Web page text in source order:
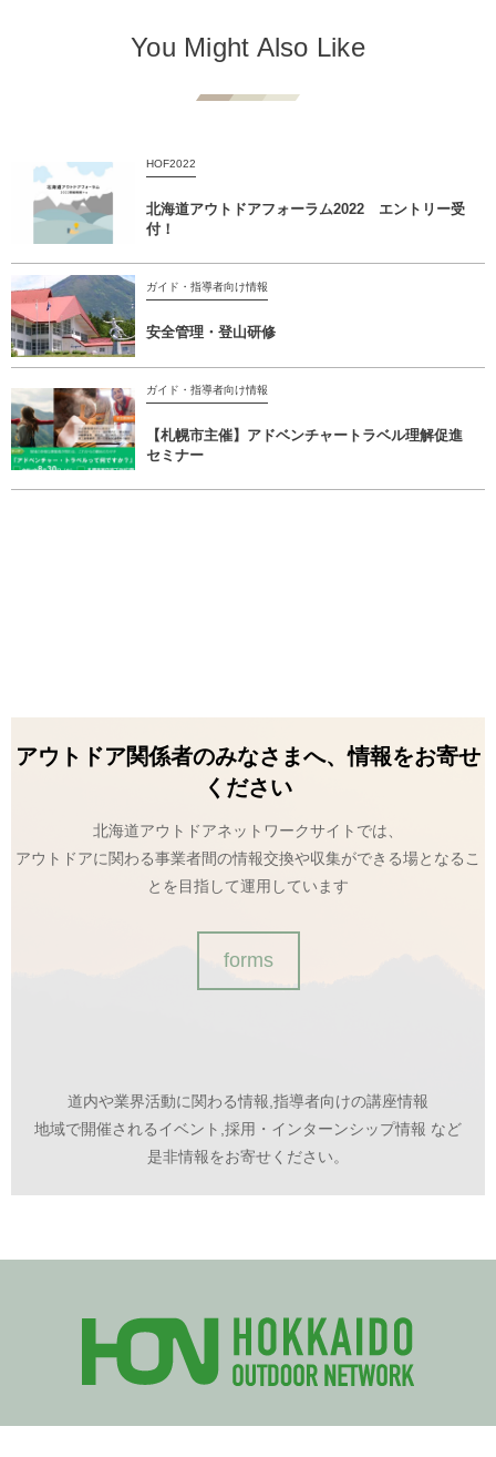
You Might Also Like
HOF2022
北海道アウトドアフォーラム2022 エントリー受
付！
ガイド・指導者向け情報
安全管理・登山研修
ガイド・指導者向け情報
【札幌市主催】アドベンチャートラベル理解促進
セミナー
アウトドア関係者のみなさまへ、情報をお寄せ
ください
北海道アウトドアネットワークサイトでは、
アウトドアに関わる事業者間の情報交換や収集ができる場となるこ
とを目指して運用しています
forms
道内や業界活動に関わる情報,指導者向けの講座情報
地域で開催されるイベント,採用・インターンシップ情報 など
是非情報をお寄せください。